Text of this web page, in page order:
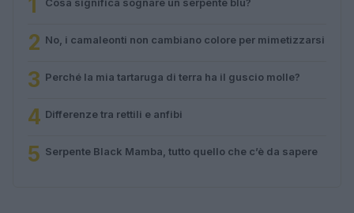
1 Cosa significa sognare un serpente blu?
2 No, i camaleonti non cambiano colore per mimetizzarsi
3 Perché la mia tartaruga di terra ha il guscio molle?
4 Differenze tra rettili e anfibi
5 Serpente Black Mamba, tutto quello che c’è da sapere